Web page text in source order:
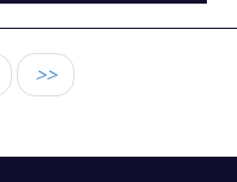
>>